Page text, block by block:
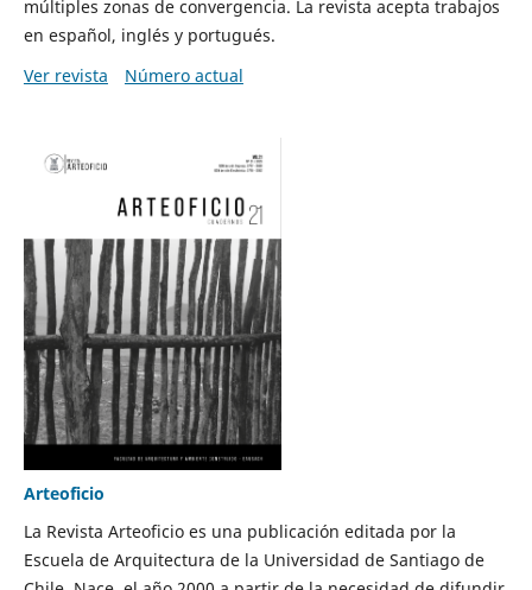
múltiples zonas de convergencia. La revista acepta trabajos
en español, inglés y portugués.
Ver revista
Número actual
Arteoficio
La Revista Arteoficio es una publicación editada por la
Escuela de Arquitectura de la Universidad de Santiago de